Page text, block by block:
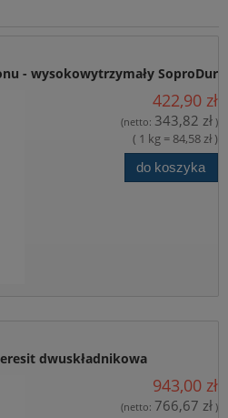
- wysokowytrzymały SoproDur
422,90 zł
(netto: 343,82 zł )
( 1 kg = 84,58 zł )
do koszyka
dwuskładnikowa
943,00 zł
(netto: 766,67 zł )